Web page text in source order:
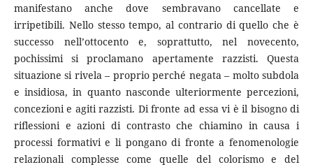
manifestano anche dove sembravano cancellate e
irripetibili. Nello stesso tempo, al contrario di quello che è
successo nell’ottocento e, soprattutto, nel novecento,
pochissimi si proclamano apertamente razzisti. Questa
situazione si rivela – proprio perché negata – molto subdola
e insidiosa, in quanto nasconde ulteriormente percezioni,
concezioni e agiti razzisti. Di fronte ad essa vi è il bisogno di
riflessioni e azioni di contrasto che chiamino in causa i
processi formativi e li pongano di fronte a fenomenologie
relazionali complesse come quelle del colorismo e del